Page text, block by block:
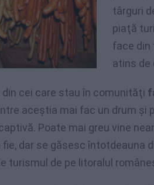
târguri
piaţă
face din
atins de
cei care stau în comunităţi
aceştia mai fac un drum şi
Poate mai greu vine
dar se găsesc întotdeauna
turismul de pe litoralul